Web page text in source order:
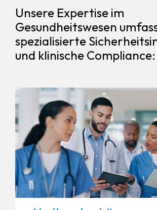
Unsere Expertise im
Gesundheitswesen
spezialisierte
und klinische Compliance: